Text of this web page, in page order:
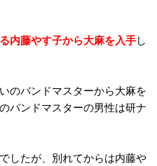
内藤やす子から大麻を入手し
のバンドマスターから大麻を
バンドマスターの男性は研ナ
したが、別れてからは内藤や